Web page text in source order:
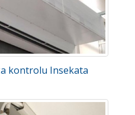
kontrolu Insekata